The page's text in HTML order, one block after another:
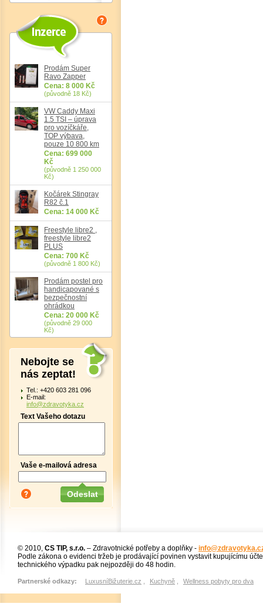
Prodám Super
Ravo Zapper
Cena: 8 000 Kč
(původně 18 Kč)
VW Caddy Maxi
1.5 TSI – úprava
pro vozíčkáře,
TOP výbava,
pouze 10 800 km
Cena: 699 000
Kč
(původně 1 250 000
Kč)
Kočárek Stingray
R82 č.1
Cena: 14 000 Kč
Freestyle libre2 ,
freestyle libre2
PLUS
Cena: 700 Kč
(původně 1 800 Kč)
Prodám postel pro
handicapované s
bezpečnostní
ohrádkou
Cena: 20 000 Kč
(původně 29 000
Kč)
Nebojte se
nás zeptat!
Tel.: +420 603 281 096
E-mail:
info@zdravotyka.cz
Text Vašeho dotazu
Vaše e-mailová adresa
© 2010, CS TIP, s.r.o. – Zdravotnické potřeby a doplňky -
Podle zákona o evidenci tržeb je prodávající povinen vystavit kupujícímu
technického výpadku pak nejpozději do 48 hodin.
Partnerské odkazy: LuxusníBižuterie.cz Kuchyně Wellness pobyty pro dva